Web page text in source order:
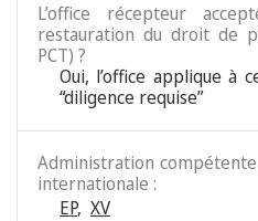
L’office récepteur
restauration du droit de
PCT) ?
Oui, l’office applique à
“diligence requise”
Administration
internationale :
EP, XV